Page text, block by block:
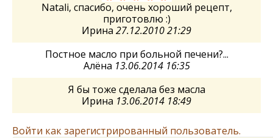
Natali, спасибо, очень хороший рецепт,
приготовлю :)
Ирина 27.12.2010 21:29
Постное масло при больной печени?...
Алёна 13.06.2014 16:35
Я бы тоже сделала без масла
Ирина 13.06.2014 18:49
Войти как зарегистрированный пользователь.